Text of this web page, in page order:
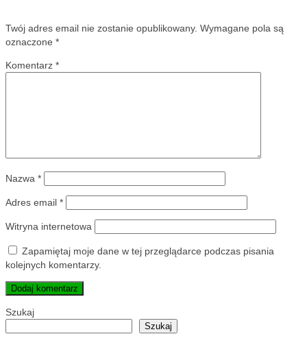
Twój adres email nie zostanie opublikowany. Wymagane pola są
oznaczone *
Komentarz *
Nazwa *
Adres email *
Witryna internetowa
Zapamiętaj moje dane w tej przeglądarce podczas pisania
kolejnych komentarzy.
Szukaj
Szukaj